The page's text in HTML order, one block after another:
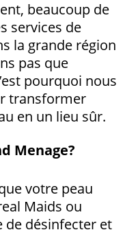
beaucoup de
services de
la grande région
pas que
pourquoi nous
transformer
en un lieu sûr.
Menage?
votre peau
Maids ou
de désinfecter et